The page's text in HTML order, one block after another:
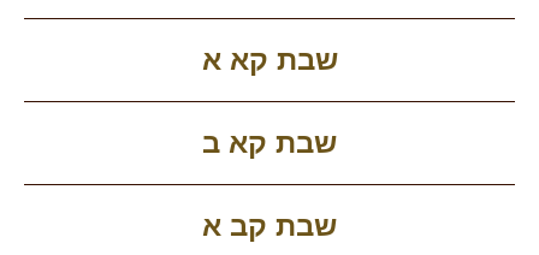
שבת קא א
שבת קא ב
שבת קב א